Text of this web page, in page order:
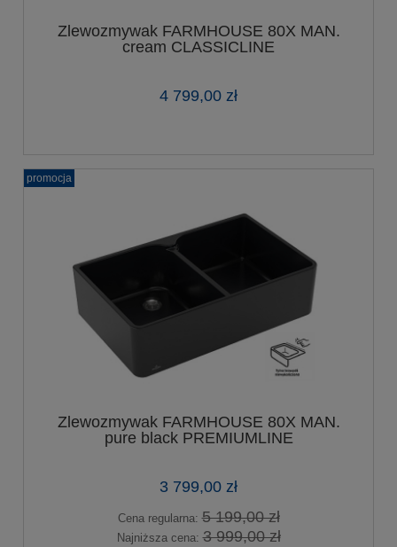
Zlewozmywak FARMHOUSE 80X MAN.
cream CLASSICLINE
4 799,00 zł
Zlewozmywak FARMHOUSE 80X MAN.
pure black PREMIUMLINE
3 799,00 zł
Cena regularna:5 199,00 zł
Najniższa cena:3 999,00 zł
promocja